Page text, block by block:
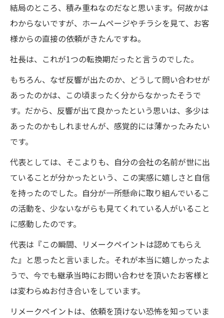
結局のところ、積み重ねなのだなと思います。何故かは
わからないですが、ホームページやチラシを見て、お客
様からの直接の依頼がきたんですね。
社長は、これが1つの転換期だったと言うのでした。
もちろん、なぜ反響が出たのか、どうして問い合わせが
あったのかは、この頃まったく分からなかったそうで
す。だから、反響が出て良かったという思いは、多少は
あったのかもしれませんが、感覚的には薄かったみたい
です。
代表としては、そこよりも、自分の会社の名前が世に出
ていることが分かったという、この実感に嬉しさと自信
を持ったのでした。自分が一所懸命に取り組んでいるこ
の活動を、少ないながらも見てくれている人がいること
に感動したのです。
代表は『この瞬間、リメークペイントは認めてもらえ
た』と思ったと言いました。それが本当に嬉しかったよ
うで、今でも継承当時にお問い合わせを頂いたお客様と
は変わらぬお付き合いをしています。
リメークペイントは、依頼を頂けない恐怖を知っていま